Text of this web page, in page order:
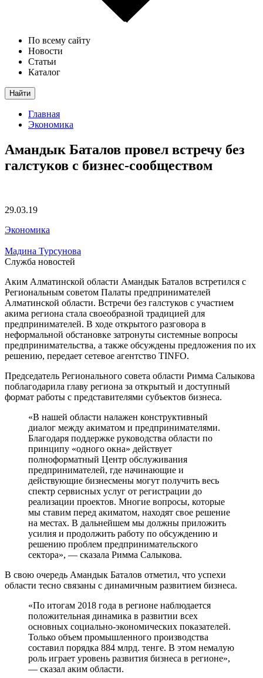
По всему сайту
Новости
Статьи
Каталог
Найти
Главная
Экономика
Амандык Баталов провел встречу без
галстуков с бизнес-сообществом
29.03.19
Экономика
Мадина Турсунова
Служба новостей
Аким Алматинской области Амандык Баталов встретился с
Региональным советом Палаты предпринимателей
Алматинской области. Встречи без галстуков с участием
акима региона стала своеобразной традицией для
предпринимателей. В ходе открытого разговора в
неформальной обстановке затронуты системные вопросы
предпринимательства, а также обсуждены предложения по их
решению, передает сетевое агентство TINFO.
Председатель Регионального совета области Римма Салыкова
поблагодарила главу региона за открытый и доступный
формат работы с представителями субъектов бизнеса.
«В нашей области налажен конструктивный
диалог между акиматом и предпринимателями.
Благодаря поддержке руководства области по
принципу «одного окна» действует
полноформатный Центр обслуживания
предпринимателей, где начинающие и
действующие бизнесмены могут получить весь
спектр сервисных услуг от регистрации до
реализации проектов. Многие вопросы, которые
мы ставим перед акиматом, находят свое решение
на местах. В дальнейшем мы должны приложить
усилия и продолжить работу по обсуждению и
решению проблем предпринимательского
сектора», — сказала Римма Салыкова.
В свою очередь Амандык Баталов отметил, что успехи
области тесно связаны с динамичным развитием бизнеса.
«По итогам 2018 года в регионе наблюдается
положительная динамика в развитии всех
основных социально-экономических показателей.
Только объем промышленного производства
составил порядка 884 млрд. тенге. В этом немалую
роль играет уровень развития бизнеса в регионе»,
— сказал аким области.